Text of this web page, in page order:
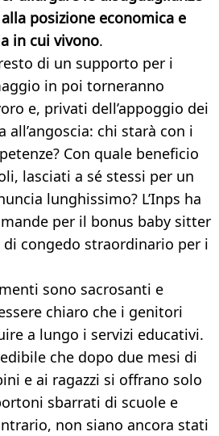
posizione economica e
in cui vivono.
di un supporto per i
in poi torneranno
e, privati dell’appoggio dei
all’angoscia: chi starà con i
Con quale beneficio
lasciati a sé stessi per un
lunghissimo? L’Inps ha
per il bonus baby sitter
congedo straordinario per i
sono sacrosanti e
chiaro che i genitori
a lungo i servizi educativi.
che dopo due mesi di
e ai ragazzi si offrano solo
sbarrati di scuole e
non siano ancora stati